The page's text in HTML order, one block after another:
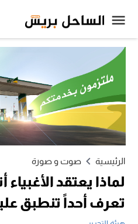
الرئيسية صوت و صورة
لماذا يعتقد
تعرف أحداً تنطبق